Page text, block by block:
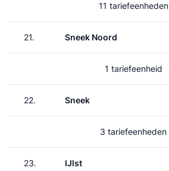
11 tariefeenheden
21. Sneek Noord
1 tariefeenheid
22. Sneek
3 tariefeenheden
23. IJlst